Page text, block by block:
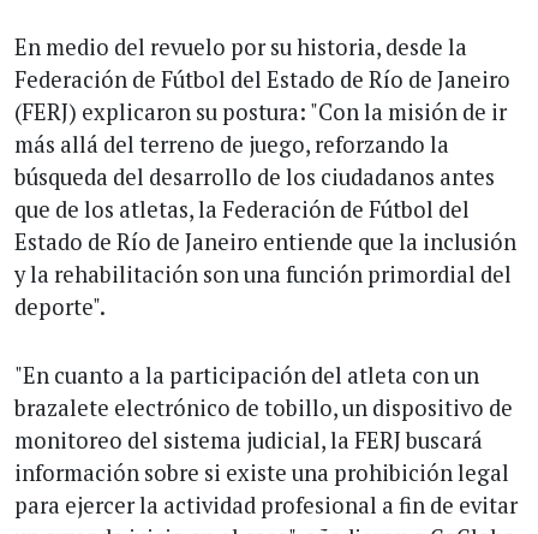
En medio del revuelo por su historia, desde la
Federación de Fútbol del Estado de Río de Janeiro
(FERJ) explicaron su postura: "Con la misión de ir
más allá del terreno de juego, reforzando la
búsqueda del desarrollo de los ciudadanos antes
que de los atletas, la Federación de Fútbol del
Estado de Río de Janeiro entiende que la inclusión
y la rehabilitación son una función primordial del
deporte".
"En cuanto a la participación del atleta con un
brazalete electrónico de tobillo, un dispositivo de
monitoreo del sistema judicial, la FERJ buscará
información sobre si existe una prohibición legal
para ejercer la actividad profesional a fin de evitar